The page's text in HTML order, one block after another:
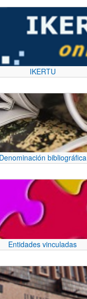
IKERTU
Denominación bibliográfica
Entidades vinculadas